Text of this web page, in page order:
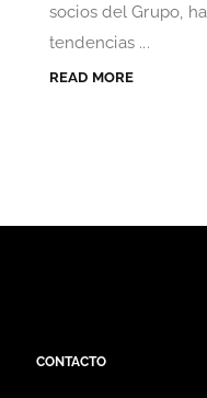
socios del Grupo,
tendencias ...
READ MORE
CONTACTO